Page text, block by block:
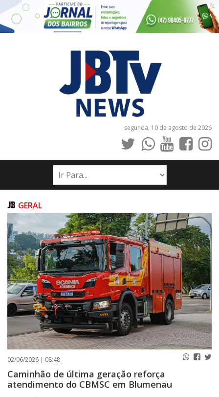
segunda, 10 de agosto de 2026
INÍCIO
NOTÍCIAS
PUBLICAÇÕES LEGAIS
CONTATO
GERAL
02/06/2026 | 08:48
Caminhão de última geração reforça
atendimento do CBMSC em Blumenau